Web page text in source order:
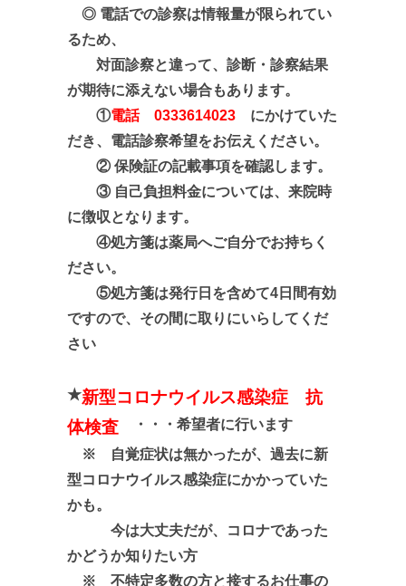
◎ 電話での診察は情報量が限られてい
るため、
対面診察と違って、診断・診察結果
が期待に添えない場合もあります。
①電話 0333614023 にかけていた
だき、電話診察希望をお伝えください。
② 保険証の記載事項を確認します。
③ 自己負担料金については、来院時
に徴収となります。
④処方箋は薬局へご自分でお持ちく
ださい。
⑤処方箋は発行日を含めて4日間有効
ですので、その間に取りにいらしてくだ
さい
★新型コロナウイルス感染症 抗
体検査 ・・・希望者に行います
※ 自覚症状は無かったが、過去に新
型コロナウイルス感染症にかかっていた
かも。
今は大丈夫だが、コロナであった
かどうか知りたい方
※ 不特定多数の方と接するお仕事の